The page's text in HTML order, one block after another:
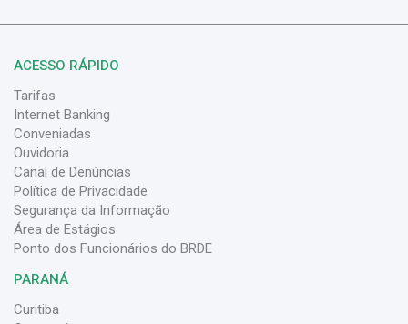
ACESSO RÁPIDO
Tarifas
Internet Banking
Conveniadas
Ouvidoria
Canal de Denúncias
Política de Privacidade
Segurança da Informação
Área de Estágios
Ponto dos Funcionários do BRDE
PARANÁ
Curitiba